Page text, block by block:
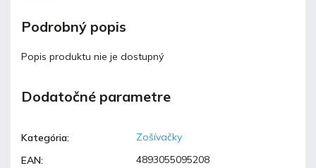
Podrobný popis
Popis produktu nie je dostupný
Dodatočné parametre
Kategória:
Zošívačky
EAN: 4893055095208